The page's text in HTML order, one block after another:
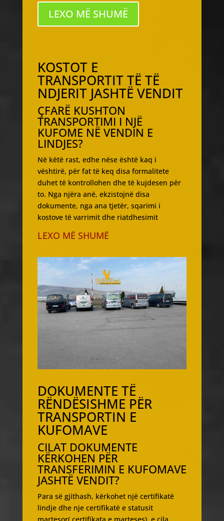
LEXO MË SHUMË
KOSTOT E
TRANSPORTIT TË TË
NDJERIT JASHTË VENDIT
ÇFARË KUSHTON
TRANSPORTIMI I NJË
KUFOME NË VENDIN E
LINDJES?
Në këtë rast, edhe nëse është kaq i
vështirë, për fat të keq disa formalitete
duhet të kontrollohen dhe të kujdesen për
to. Nga njëra anë, ekzistojnë disa
dokumente, nga ana tjetër, sqarimi i
kostove të varrimit dhe riatdhesimit
LEXO MË SHUMË
DOKUMENTE TË
RËNDËSISHME PËR
TRANSPORTIN E
KUFOMAVE
CILAT DOKUMENTE
KËRKOHEN PËR
TRANSFERIMIN E KUFOMAVE
JASHTË VENDIT?
Para së gjithash, kërkohet një certifikatë
lindje dhe nje certifikatë e statusit
martesor( certifikata e marteses), e cila